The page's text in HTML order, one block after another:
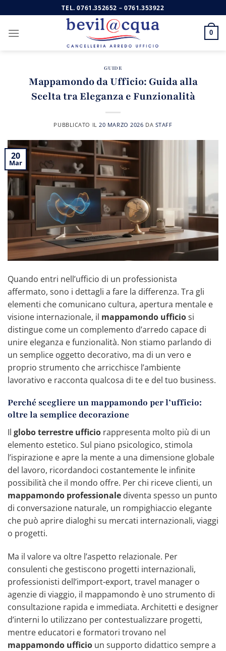
ai
contenuti
TEL.0761.352652 – 0761.353922
0
GUIDE
Mappamondo da Ufficio: Guida alla
Scelta tra Eleganza e Funzionalità
PUBBLICATO IL 20 MARZO 2026 DA STAFF
20
Mar
Quando entri nell’ufficio di un professionista
affermato, sono i dettagli a fare la differenza. Tra gli
elementi che comunicano cultura, apertura mentale e
visione internazionale, il mappamondo ufficiosi
distingue come un complemento d’arredo capace di
unire eleganza e funzionalità. Non stiamo parlando di
un semplice oggetto decorativo, ma di un vero e
proprio strumento che arricchisce l’ambiente
lavorativo e racconta qualcosa di te e del tuo business.
Perché scegliere un mappamondo per l’ufficio:
oltre la semplice decorazione
Il globo terrestre ufficio rappresenta molto più di un
elemento estetico. Sul piano psicologico, stimola
l’ispirazione e apre la mente a una dimensione globale
del lavoro, ricordandoci costantemente le infinite
possibilità che il mondo offre. Per chi riceve clienti, un
mappamondo professionale diventa spesso un punto
di conversazione naturale, un rompighiaccio elegante
che può aprire dialoghi su mercati internazionali, viaggi
o progetti.
Ma il valore va oltre l’aspetto relazionale. Per
consulenti che gestiscono progetti internazionali,
professionisti dell’import-export, travel manager o
agenzie di viaggio, il mappamondo è uno strumento di
consultazione rapida e immediata. Architetti e designer
d’interni lo utilizzano per contestualizzare progetti,
mentre educatori e formatori trovano nel
mappamondo ufficio un supporto didattico sempre a